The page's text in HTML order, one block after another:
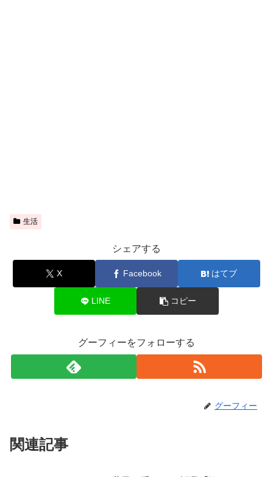
生活
シェアする
X Facebook はてブ
LINE コピー
グーフィーをフォローする
グーフィー
関連記事